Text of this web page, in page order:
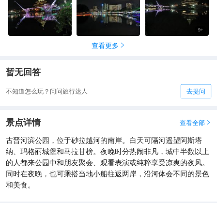
9+
查看更多 
暂无回答
不知道怎么玩？问问旅行达人 去提问
景点详情 查看全部 
古晋河滨公园，位于砂拉越河的南岸。白天可隔河遥望阿斯塔
纳、玛格丽城堡和马拉甘榜。夜晚时分热闹非凡，城中半数以上
的人都来公园中和朋友聚会、观看表演或纯粹享受凉爽的夜风。
同时在夜晚，也可乘搭当地小船往返两岸，沿河体会不同的景色
和美食。